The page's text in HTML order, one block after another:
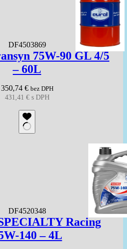
DF4503869
75W-90 GL 4/5
– 60L
350,74 € bez DPH
431,41 €s DPH
DF4520348
Racing
140 – 4L